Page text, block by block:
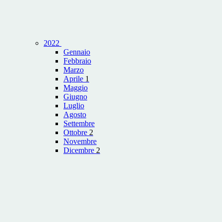
2022
Gennaio
Febbraio
Marzo
Aprile 1
Maggio
Giugno
Luglio
Agosto
Settembre
Ottobre 2
Novembre
Dicembre 2